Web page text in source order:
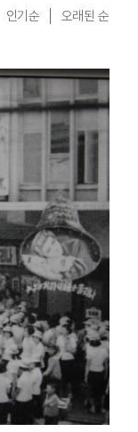
인기순 오래된 순